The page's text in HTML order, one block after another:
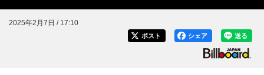
2025年2月7日 / 17:10
送る
シェア
ポスト